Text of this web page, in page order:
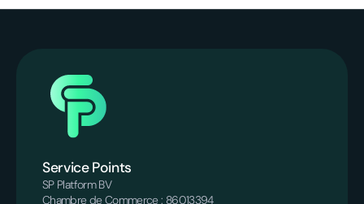
Service Points
SP Platform BV
Chambre de Commerce : 86013394